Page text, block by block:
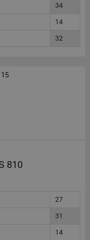
34
14
32
15
810
27
31
14